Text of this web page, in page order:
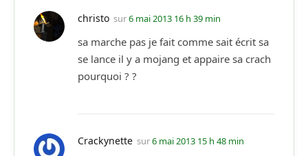
christo sur6 mai 2013 16 h 39 min
sa marche pas je fait comme sait écrit sa
se lance il y a mojang et appaire sa crach
pourquoi ? ?
Crackynette sur6 mai 2013 15 h 48 min